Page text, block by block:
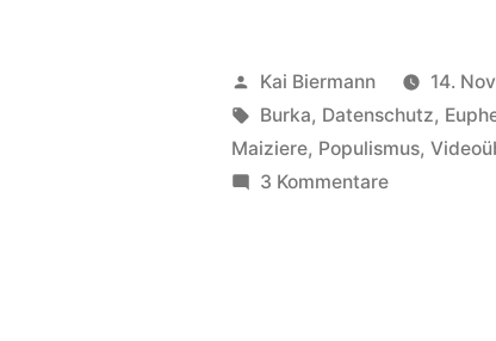
Veröffentlicht
von
Kai Biermann 14.
Schlagwörter:
Burka, Datenschutz,
Maiziere, Populismus,
3 Kommentarezu